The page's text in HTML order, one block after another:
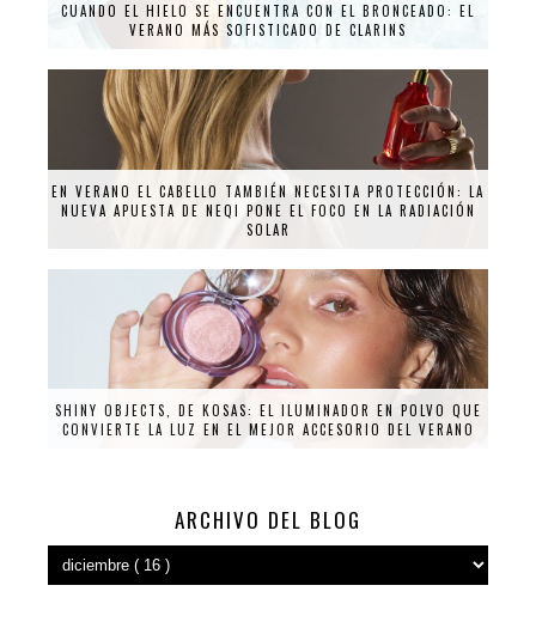
CUANDO EL HIELO SE ENCUENTRA CON EL BRONCEADO: EL
VERANO MÁS SOFISTICADO DE CLARINS
EN VERANO EL CABELLO TAMBIÉN NECESITA PROTECCIÓN: LA
NUEVA APUESTA DE NEQI PONE EL FOCO EN LA RADIACIÓN
SOLAR
SHINY OBJECTS, DE KOSAS: EL ILUMINADOR EN POLVO QUE
CONVIERTE LA LUZ EN EL MEJOR ACCESORIO DEL VERANO
ARCHIVO DEL BLOG